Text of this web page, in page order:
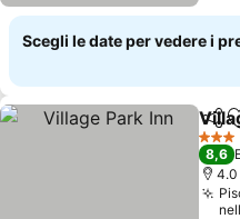
Scegli le date per vedere i
3 Stelle
8,6
4.0